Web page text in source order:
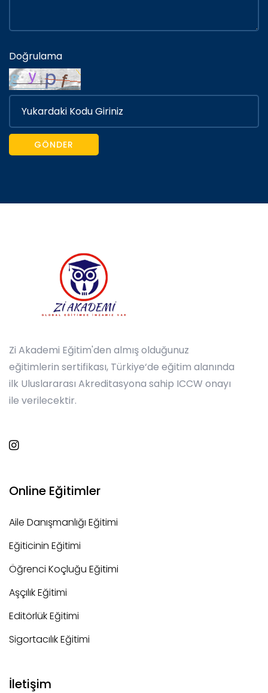
Doğrulama
GÖNDER
Zi Akademi Eğitim'den almış olduğunuz
eğitimlerin sertifikası, Türkiye‘de eğitim alanında
ilk Uluslararası Akreditasyona sahip ICCW onayı
ile verilecektir.
Online Eğitimler
Aile Danışmanlığı Eğitimi
Eğiticinin Eğitimi
Öğrenci Koçluğu Eğitimi
Aşçılık Eğitimi
Editörlük Eğitimi
Sigortacılık Eğitimi
İletişim